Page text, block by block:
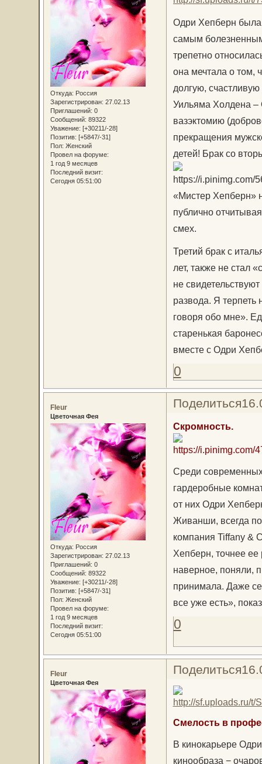
Откуда: Россия
Зарегистрирован: 27.02.13
Приглашений: 0
Сообщений: 89322
Уважение: [+30211/-28]
Позитив: [+5847/-31]
Пол: Женский
Провел на форуме:
1 год 9 месяцев
Последний визит:
Сегодня 05:51:00
Одри Хепберн была
самым
трепетно
она мечтала о том,
долгую,
Уильяма Холдена –
вазэктомию
прекращения
детей! Брак со
«Мистер Хепберн»
публично
смех.
Третий брак с
лет, также не стал
не
развода. Я терпеть
говоря обо мне».
старенькая
вместе с Одри
0
Поделиться
Fleur
Цветочная Фея
Откуда: Россия
Зарегистрирован: 27.02.13
Приглашений: 0
Сообщений: 89322
Уважение: [+30211/-28]
Позитив: [+5847/-31]
Пол: Женский
Провел на форуме:
1 год 9 месяцев
Последний визит:
Сегодня 05:51:00
Скромность.
Среди
гардеробные
от них Одри
Живанши, всегда
компания Tiffany &
Хепберн, точнее
наверное, поняли,
принимала. Даже
все уже есть»,
0
Поделиться
Fleur
Цветочная Фея
Смелость в
В кинокарьере
кинообраза −